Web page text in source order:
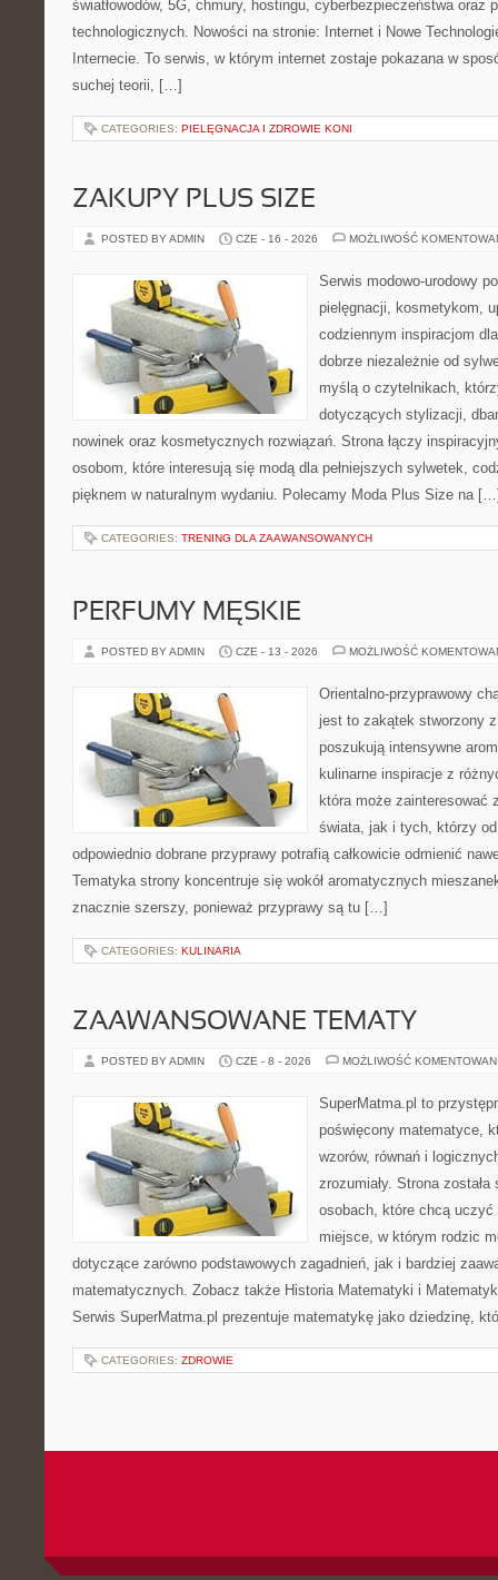
światłowodów, 5G, chmury, hostingu, cyberbezpieczeństwa oraz
technologicznych. Nowości na stronie: Internet i Nowe
Internecie. To serwis, w którym internet zostaje pokazana w
suchej teorii, […]
CATEGORIES: PIELĘGNACJA I ZDROWIE KONI
ZAKUPY PLUS SIZE
POSTED BY ADMIN CZE - 16 - 2026 MOŻLIWOŚĆ
Serwis modowo-urodowy
pielęgnacji, kosmetykom,
codziennym inspiracjom
dobrze niezależnie od
myślą o czytelnikach,
dotyczących stylizacji,
nowinek oraz kosmetycznych rozwiązań. Strona łączy
osobom, które interesują się modą dla pełniejszych sylwetek,
pięknem w naturalnym wydaniu. Polecamy Moda Plus Size na
CATEGORIES: TRENING DLA ZAAWANSOWANYCH
PERFUMY MĘSKIE
POSTED BY ADMIN CZE - 13 - 2026 MOŻLIWOŚĆ
Orientalno-przyprawowy
jest to zakątek stworzony
poszukują intensywne
kulinarne inspiracje z
która może zainteresować
świata, jak i tych, którzy
odpowiednio dobrane przyprawy potrafią całkowicie odmienić
Tematyka strony koncentruje się wokół aromatycznych
znacznie szerszy, ponieważ przyprawy są tu […]
CATEGORIES: KULINARIA
ZAAWANSOWANE TEMATY
POSTED BY ADMIN CZE - 8 - 2026 MOŻLIWOŚĆ
SuperMatma.pl to
poświęcony matematyce,
wzorów, równań i
zrozumiały. Strona
osobach, które chcą
miejsce, w którym rodzic
dotyczące zarówno podstawowych zagadnień, jak i bardziej
matematycznych. Zobacz także Historia Matematyki i
Serwis SuperMatma.pl prezentuje matematykę jako dziedzinę,
CATEGORIES: ZDROWIE